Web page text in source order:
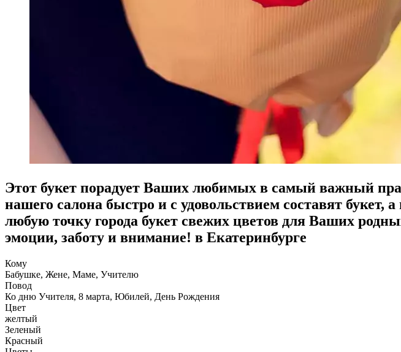
Этот букет порадует Ваших любимых в самый важный
нашего салона быстро и с удовольствием составят
любую точку города букет свежих цветов для Ваших
эмоции, заботу и внимание! в Екатеринбурге
Кому
Бабушке, Жене, Маме, Учителю
Повод
Ко дню Учителя, 8 марта, Юбилей, День Рождения
Цвет
желтый
Зеленый
Красный